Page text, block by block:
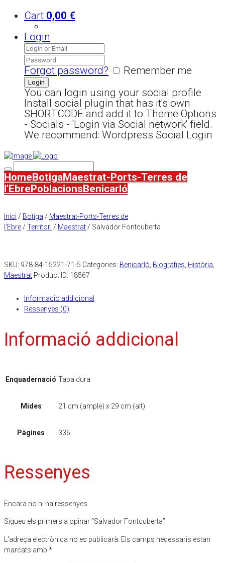
Cart 0,00 €
Login
Forgot password?
Remember me
You can login using your social profile
Install social plugin that has it's own
SHORTCODE and add it to Theme Options
- Socials - 'Login via Social network' field.
We recommend: Wordpress Social Login
HomeBotigaMaestrat-Ports-Terres de
l'EbrePoblacionsBenicarló
Inici / Botiga / Maestrat-Ports-Terres de
l'Ebre / Territori / Maestrat / Salvador Fontcuberta
SKU: 978-84-15221-71-5 Categories: Benicarló Biografies Història
Maestrat Product ID: 18567
Informació addicional
Ressenyes (0)
Informació addicional
Enquadernació Tapa dura
Mides 21 cm (ample) x 29 cm (alt)
Pàgines 336
Ressenyes
Encara no hi ha ressenyes.
Sigueu els primers a opinar “Salvador Fontcuberta”
L'adreça electrònica no es publicarà. Els camps necessaris estan
marcats amb *